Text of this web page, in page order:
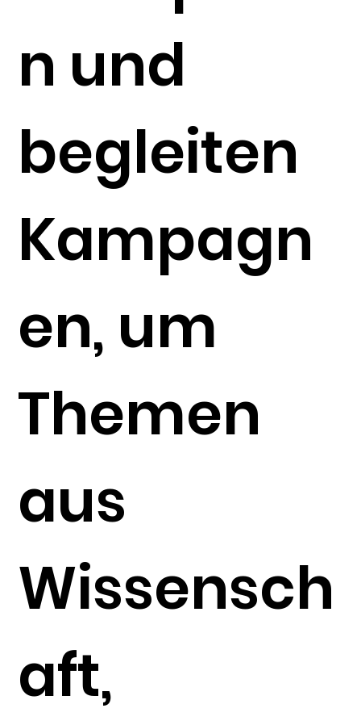
n und
begleiten
Kampagn
en, um
Themen
aus
Wissensch
aft,